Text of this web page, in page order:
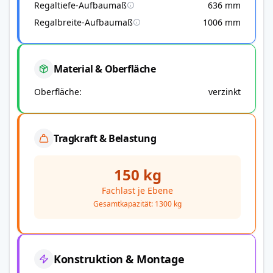
Regaltiefe-Aufbaumaß
636 mm
Regalbreite-Aufbaumaß
1006 mm
Material & Oberfläche
Oberfläche verzinkt
Tragkraft & Belastung
150 kg
Fachlast je Ebene
Gesamtkapazität: 1300 kg
Konstruktion & Montage